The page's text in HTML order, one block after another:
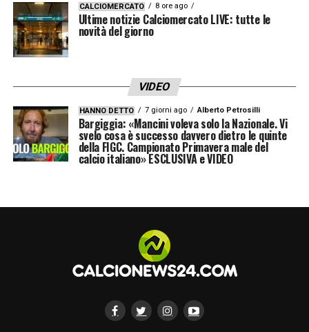
CALCIOMERCATO 8 ore ago
Ultime notizie Calciomercato LIVE: tutte le
novità del giorno
VIDEO
HANNO DETTO 7 giorni ago Alberto Petrosilli
Bargiggia: «Mancini voleva solo la Nazionale. Vi
svelo cosa è successo davvero dietro le quinte
della FIGC. Campionato Primavera male del
calcio italiano» ESCLUSIVA e VIDEO